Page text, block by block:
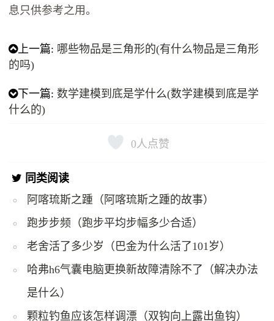
息只供参考之用。
上一篇: 哪些物品是三角形的(有什么物品是三角形
的吗)
下一篇: 数学建模到底是学什么(数学建模到底是学
什么的)
0 人点赞
同类阅读
阿喀琉斯之踵（阿喀琉斯之踵的故事）
跑步步频（跑步平均步幅多少合适）
老舍活了多少岁（巴金为什么活了101岁）
哈弗h6气囊电脑更换新故障清除不了（解决办法
是什么）
颗粒钓鱼应该怎样调漂（双钩向上露出鱼钩）